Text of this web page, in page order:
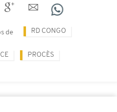
de RD CONGO
PROCÈS